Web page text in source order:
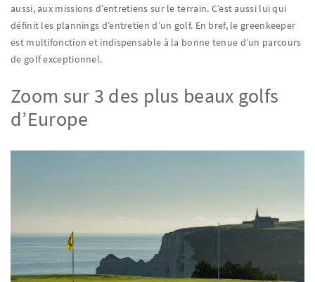
aussi, aux missions d’entretiens sur le terrain. C’est aussi lui qui
définit les plannings d’entretien d’un golf. En bref, le greenkeeper
est multifonction et indispensable à la bonne tenue d’un parcours
de golf exceptionnel.
Zoom sur 3 des plus beaux golfs
d’Europe